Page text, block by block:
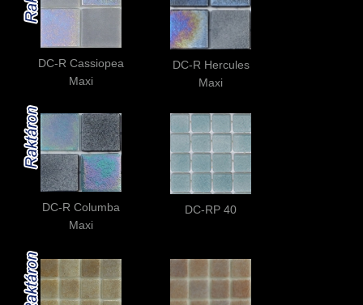
DC-R Cassiopea
Maxi
DC-R Hercules
Maxi
DC-R Columba
Maxi
DC-RP 40